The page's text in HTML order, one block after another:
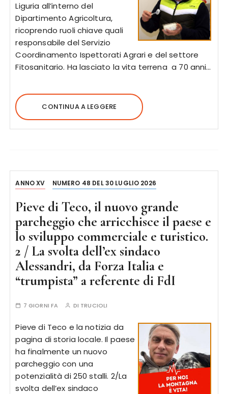
Liguria all’interno del
Dipartimento Agricoltura,
ricoprendo ruoli chiave quali
responsabile del Servizio
Coordinamento Ispettorati Agrari e del settore
Fitosanitario. Ha lasciato la vita terrena a 70 anni…
CONTINUA A LEGGERE
ANNO XV NUMERO 48 DEL 30 LUGLIO 2026
Pieve di Teco, il nuovo grande
parcheggio che arricchisce il paese e
lo sviluppo commerciale e turistico.
2 / La svolta dell’ex sindaco
Alessandri, da Forza Italia e
“trumpista” a referente di FdI
7 GIORNI FA DI TRUCIOLI
Pieve di Teco e la notizia da
pagina di storia locale. Il paese
ha finalmente un nuovo
parcheggio con una
potenzialità di 250 stalli. 2/La
svolta dell’ex sindaco